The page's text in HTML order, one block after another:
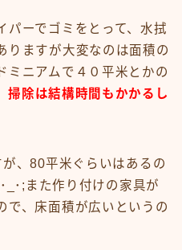
パーでゴミをとって、水拭
りますが大変なのは面積の
ミニアムで４０平米とかの
掃除は結構時間もかかるし
、80平米ぐらいはあるの
_･;また作り付けの家具が
で、床面積が広いというの